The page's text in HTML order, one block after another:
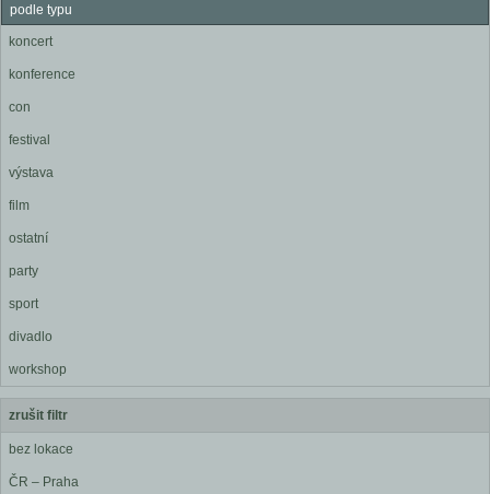
podle typu
koncert
konference
con
festival
výstava
film
ostatní
party
sport
divadlo
workshop
zrušit filtr
bez lokace
ČR – Praha